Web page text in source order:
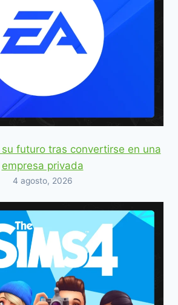
futuro tras convertirse en una
empresa privada
4 agosto, 2026